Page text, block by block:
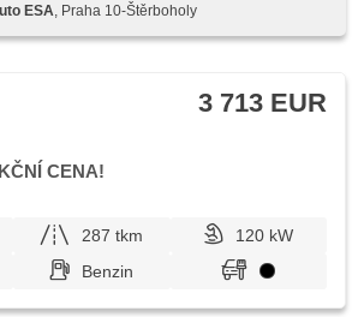
elektronická ruční brzda,
6x Airbag
ESA , Praha 10-Štěrboholy
3 713 EUR
CENA!
287 tkm
120 kW
Benzin